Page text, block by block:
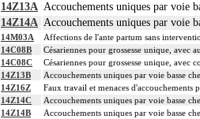
14Z13A Accouchements uniques par voie
14Z14A Accouchements uniques par voie
14M03A
Affections de l'ante partum sans
14C08B
Césariennes pour grossesse unique, avec
14C08C
Césariennes pour grossesse unique, avec
14Z13B
Accouchements uniques par voie basse
14Z16Z
Faux travail et menaces d'accouchements
14Z14C
Accouchements uniques par voie basse
14Z14B
Accouchements uniques par voie basse